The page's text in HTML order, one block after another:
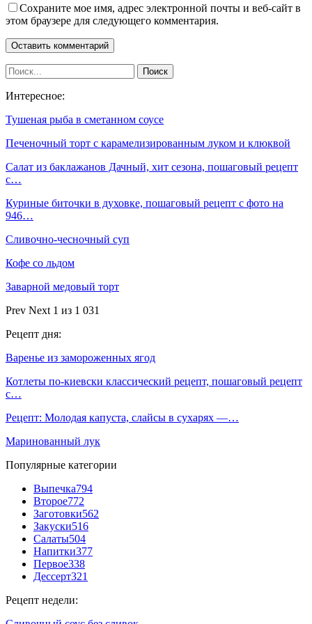
Сохраните мое имя, адрес электронной почты и веб-сайт в
этом браузере для следующего комментария.
Интересное:
Тушеная рыба в сметанном соусе
Печеночный торт с карамелизированным луком и клюквой
Салат из баклажанов Дачный, хит сезона, пошаговый рецепт
с…
Куриные биточки в духовке, пошаговый рецепт с фото на
946…
Сливочно-чесночный суп
Кофе со льдом
Заварной медовый торт
Prev Next 1 из 1 031
Рецепт дня:
Варенье из замороженных ягод
Котлеты по-киевски классический рецепт, пошаговый рецепт
с…
Рецепт: Молодая капуста, слайсы в сухарях —…
Маринованный лук
Популярные категории
Выпечка794
Второе772
Заготовки562
Закуски516
Салаты504
Напитки377
Первое338
Дессерт321
Рецепт недели: